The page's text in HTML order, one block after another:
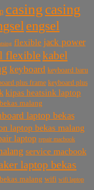
casing casing
engsel
flexible jack power
flexiblekabel
keyboard keyboard baru
plus frame keyboard plus
kipas heatsink laptop
malang
laptop bekas
laptop bekas malang
laptop repair macbook
service macbook
laptop bekas
malang wifi wifi laptop